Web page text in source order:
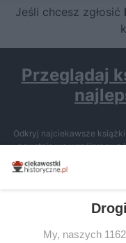
Jeśli chcesz zgłosić
Przeglądaj
Odkryj najciekawsze
powstała we współpracy
miłośników literatury w
tytułów
My, naszych